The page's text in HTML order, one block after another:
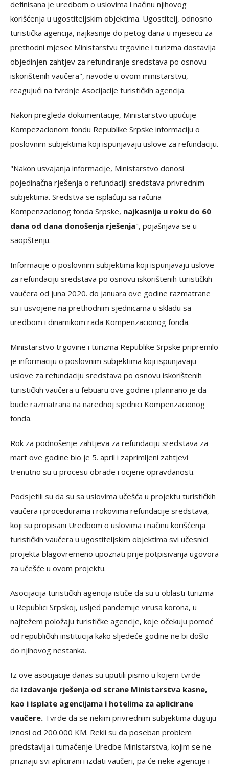
definisana je uredbom o uslovima i načinu njihovog
korišćenja u ugostiteljskim objektima. Ugostitelj, odnosno
turistička agencija, najkasnije do petog dana u mjesecu za
prethodni mjesec Ministarstvu trgovine i turizma dostavlja
objedinjen zahtjev za refundiranje sredstava po osnovu
iskorištenih vaučera", navode u ovom ministarstvu,
reagujući na tvrdnje Asocijacije turističkih agencija.
Nakon pregleda dokumentacije, Ministarstvo upućuje
Kompezacionom fondu Republike Srpske informaciju o
poslovnim subjektima koji ispunjavaju uslove za refundaciju.
"Nakon usvajanja informacije, Ministarstvo donosi
pojedinačna rješenja o refundaciji sredstava privrednim
subjektima. Sredstva se isplaćuju sa računa
Kompenzacionog fonda Srpske, najkasnije u roku do 60
dana od dana donošenja rješenja", pojašnjava se u
saopštenju.
Informacije o poslovnim subjektima koji ispunjavaju uslove
za refundaciju sredstava po osnovu iskorištenih turističkih
vaučera od juna 2020. do januara ove godine razmatrane
su i usvojene na prethodnim sjednicama u skladu sa
uredbom i dinamikom rada Kompenzacionog fonda.
Ministarstvo trgovine i turizma Republike Srpske pripremilo
je informaciju o poslovnim subjektima koji ispunjavaju
uslove za refundaciju sredstava po osnovu iskorištenih
turističkih vaučera u febuaru ove godine i planirano je da
bude razmatrana na narednoj sjednici Kompenzacionog
fonda.
Rok za podnošenje zahtjeva za refundaciju sredstava za
mart ove godine bio je 5. april i zaprimljeni zahtjevi
trenutno su u procesu obrade i ocjene opravdanosti.
Podsjetili su da su sa uslovima učešća u projektu turističkih
vaučera i procedurama i rokovima refundacije sredstava,
koji su propisani Uredbom o uslovima i načinu korišćenja
turističkih vaučera u ugostiteljskim objektima svi učesnici
projekta blagovremeno upoznati prije potpisivanja ugovora
za učešće u ovom projektu.
Asocijacija turističkih agencija ističe da su u oblasti turizma
u Republici Srpskoj, usljed pandemije virusa korona, u
najtežem položaju turističke agencije, koje očekuju pomoć
od republičkih institucija kako sljedeće godine ne bi došlo
do njihovog nestanka.
Iz ove asocijacije danas su uputili pismo u kojem tvrde
da izdavanje rješenja od strane Ministarstva kasne,
kao i isplate agencijama i hotelima za aplicirane
vaučere. Tvrde da se nekim privrednim subjektima duguju
iznosi od 200.000 KM. Rekli su da poseban problem
predstavlja i tumačenje Uredbe Ministarstva, kojim se ne
priznaju svi aplicirani i izdati vaučeri, pa će neke agencije i